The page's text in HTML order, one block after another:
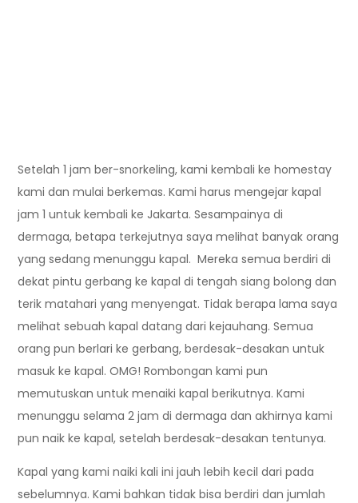
Setelah 1 jam ber-snorkeling, kami kembali ke homestay
kami dan mulai berkemas. Kami harus mengejar kapal
jam 1 untuk kembali ke Jakarta. Sesampainya di
dermaga, betapa terkejutnya saya melihat banyak orang
yang sedang menunggu kapal. Mereka semua berdiri di
dekat pintu gerbang ke kapal di tengah siang bolong dan
terik matahari yang menyengat. Tidak berapa lama saya
melihat sebuah kapal datang dari kejauhang. Semua
orang pun berlari ke gerbang, berdesak-desakan untuk
masuk ke kapal. OMG! Rombongan kami pun
memutuskan untuk menaiki kapal berikutnya. Kami
menunggu selama 2 jam di dermaga dan akhirnya kami
pun naik ke kapal, setelah berdesak-desakan tentunya.
Kapal yang kami naiki kali ini jauh lebih kecil dari pada
sebelumnya. Kami bahkan tidak bisa berdiri dan jumlah